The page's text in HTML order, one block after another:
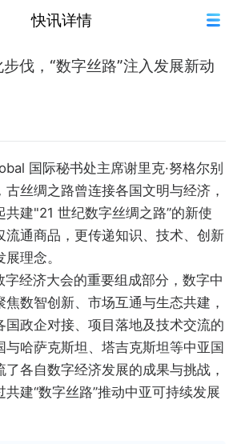
快讯详情
伐，“数字丝路”注入发展新动
国际秘书处主席谢里克·努格尔别
丝绸之路曾连接各国文明与经济，
共建"21 世纪数字丝绸之路”的新使
流通商品，更传递知识、技术、创新
理念。
经济大会的重要组成部分，数字中
焦数智创新、市场互通与生态共建，
国政企对接、项目落地及技术交流的
与哈萨克斯坦、塔吉克斯坦等中亚国
了各自数字经济发展的成果与挑战，
建“数字丝路”推动中亚可持续发展